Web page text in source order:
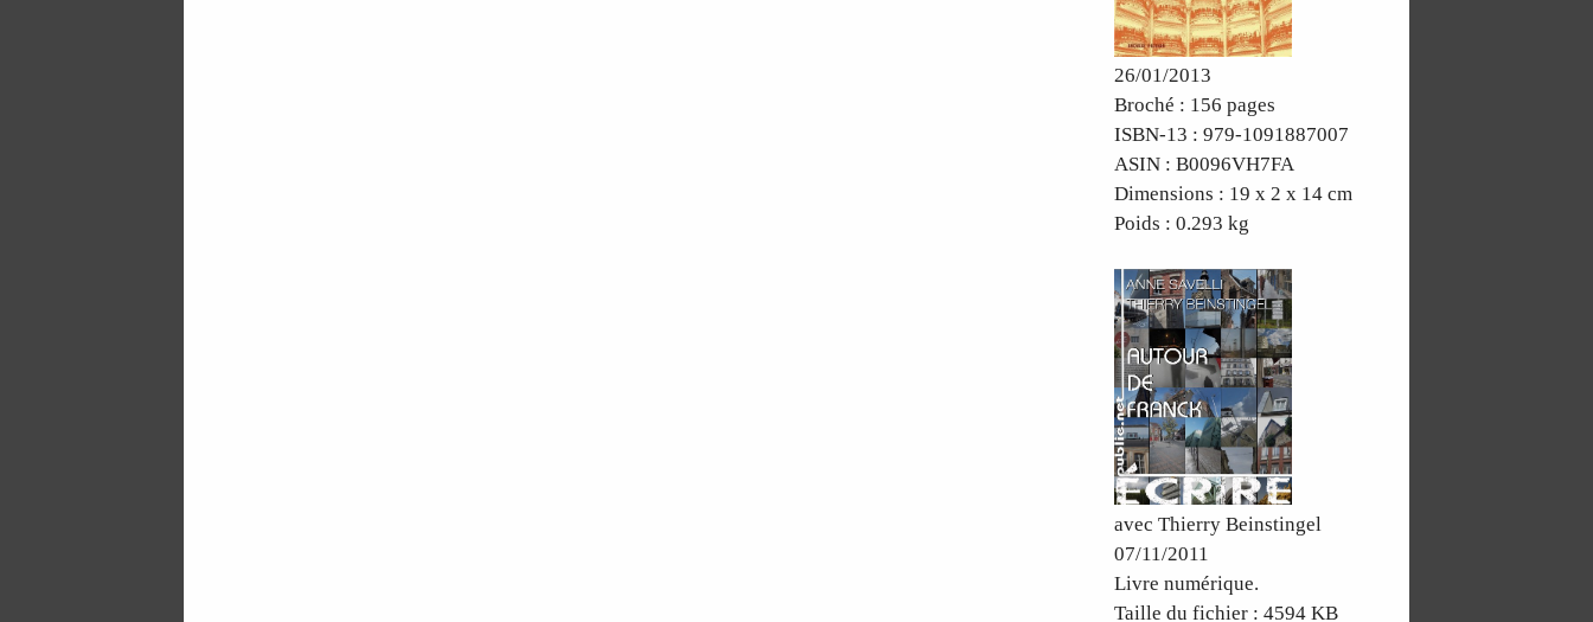
26/01/2013
Broché : 156 pages
ISBN-13 : 979-1091887007
ASIN : B0096VH7FA
Dimensions : 19 x 2 x 14 cm
Poids : 0.293 kg
avec Thierry Beinstingel
07/11/2011
Livre numérique.
Taille du fichier : 4594 KB